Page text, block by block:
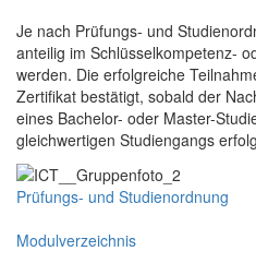
Je nach Prüfungs- und
anteilig im Schlüsselkompetenz-
werden. Die erfolgreiche
Zertifikat bestätigt, sobald der
eines Bachelor- oder Master-
gleichwertigen Studiengangs
Prüfungs- und Studienordnung
Modulverzeichnis